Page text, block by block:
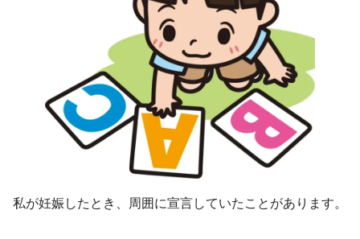
私が妊娠したとき、周囲に宣言していたことがあります。